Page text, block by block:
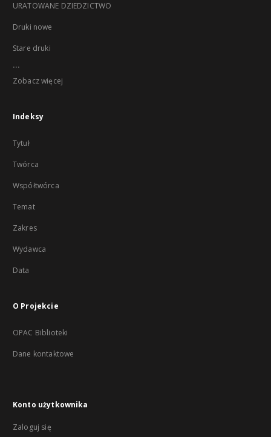
URATOWANE DZIEDZICTWO
Druki nowe
Stare druki
...
Zobacz więcej
Indeksy
Tytuł
Twórca
Współtwórca
Temat
Zakres
Wydawca
Data
O Projekcie
OPAC Biblioteki
Dane kontaktowe
Konto użytkownika
Zaloguj się